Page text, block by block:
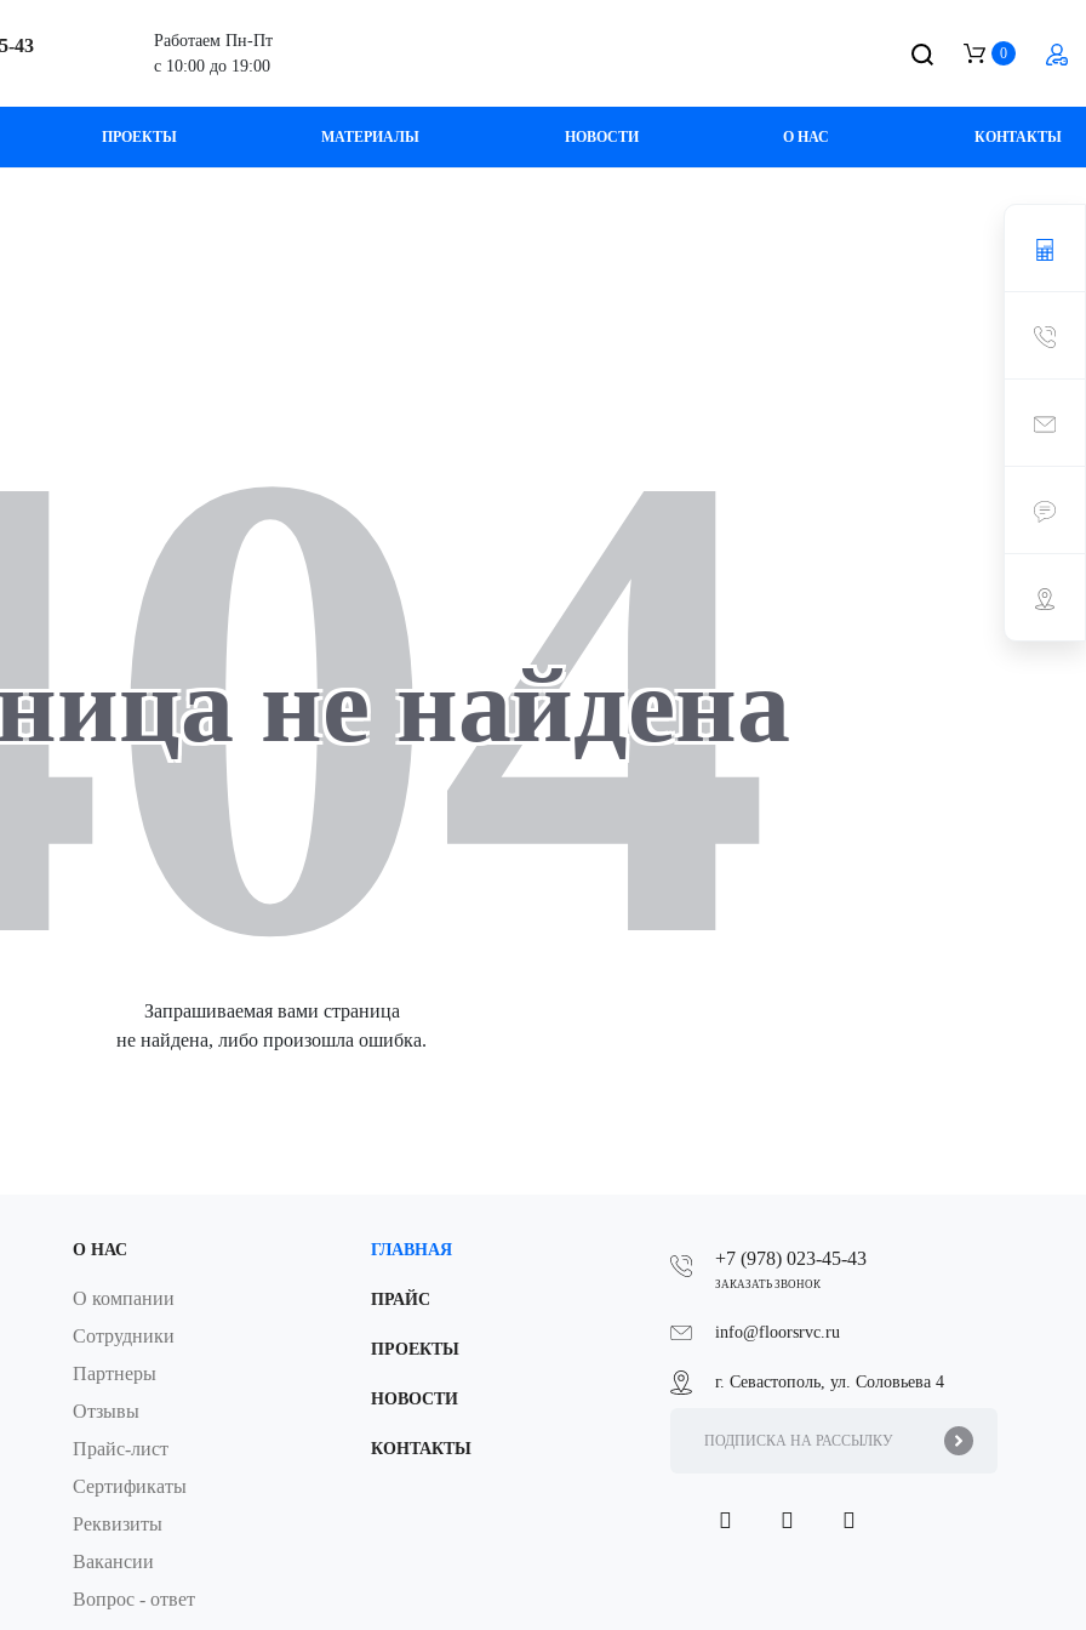
43
Работаем Пн-Пт
с 10:00 до 19:00
0
ПРОЕКТЫ МАТЕРИАЛЫ НОВОСТИ О НАС КОНТАКТЫ
не найдена
Запрашиваемая вами страница
не найдена, либо произошла ошибка.
О НАС
О компании
Сотрудники
Партнеры
Отзывы
Прайс-лист
Сертификаты
Реквизиты
Вакансии
Вопрос - ответ
ГЛАВНАЯ
ПРАЙС
ПРОЕКТЫ
НОВОСТИ
КОНТАКТЫ
+7 (978) 023-45-43
ЗАКАЗАТЬ ЗВОНОК
info@floorsrvc.ru
г. Севастополь, ул. Соловьева 4